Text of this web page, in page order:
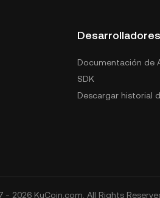
Desarrolladores
Documentación de
SDK
Descargar historial
2026 KuCoin.com. All Rights